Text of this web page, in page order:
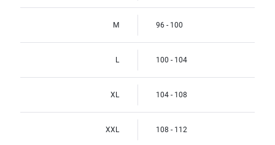
M 96 - 100
L 100 - 104
XL 104 - 108
XXL 108 - 112